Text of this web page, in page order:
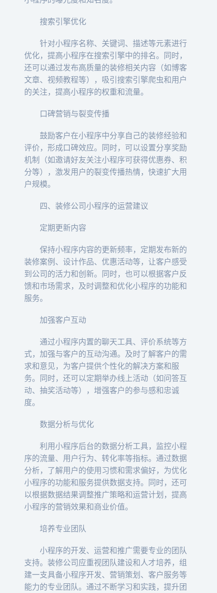
搜索引擎优化
针对小程序名称、关键词、描述等元素进行
优化，提高小程序在搜索引擎中的排名。同时，
还可以通过发布高质量的装修相关内容（如博客
文章、视频教程等），吸引搜索引擎爬虫和用户
的关注，提高小程序的权重和流量。
口碑营销与裂变传播
鼓励客户在小程序中分享自己的装修经验和
评价，形成口碑效应。同时，可以设置分享奖励
机制（如邀请好友关注小程序可获得优惠券、积
分等），激发用户的裂变传播热情，快速扩大用
户规模。
四、装修公司小程序的运营建议
定期更新内容
保持小程序内容的更新频率，定期发布新的
装修案例、设计作品、优惠活动等，让客户感受
到公司的活力和创新。同时，也可以根据客户反
馈和市场需求，及时调整和优化小程序的功能和
服务。
加强客户互动
通过小程序内置的聊天工具、评价系统等方
式，加强与客户的互动沟通。及时了解客户的需
求和意见，为客户提供个性化的解决方案和服
务。同时，还可以定期举办线上活动（如问答互
动、抽奖活动等），增强客户的参与感和忠诚
度。
数据分析与优化
利用小程序后台的数据分析工具，监控小程
序的流量、用户行为、转化率等指标。通过数据
分析，了解用户的使用习惯和需求偏好，为优化
小程序的功能和服务提供数据支持。同时，还可
以根据数据结果调整推广策略和运营计划，提高
小程序的营销效果和商业价值。
培养专业团队
小程序的开发、运营和推广需要专业的团队
支持。装修公司应重视团队建设和人才培养，组
建一支具备小程序开发、营销策划、客户服务等
能力的专业团队。通过不断学习和实践，提升团